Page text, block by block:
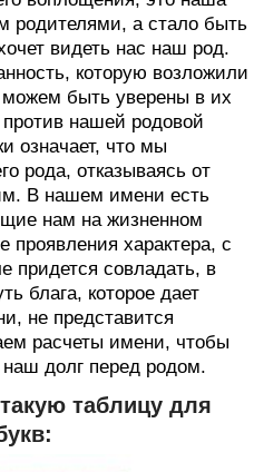
родителями, а стало быть
видеть нас наш род.
которую возложили
быть уверены в их
нашей родовой
означает, что мы
рода, отказываясь от
В нашем имени есть
нам на жизненном
проявления характера, с
придется совладать, в
блага, которое дает
не представится
расчеты имени, чтобы
долг перед родом.
таблицу для